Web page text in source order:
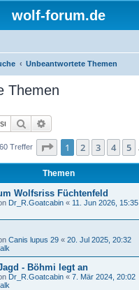
wolf-forum.de
Unbeantwortete Themen
Themen
Suche
Treffer Seite 1von 27
1 2 3 4 5
Themen
Wolfsriss Füchtenfeld
Dr_R.Goatcabin « 11. Jun 2026, 15:35
Canis lupus 29 « 20. Jul 2025, 20:32
- Böhmi legt an
Dr_R.Goatcabin « 7. Mär 2024, 20:02